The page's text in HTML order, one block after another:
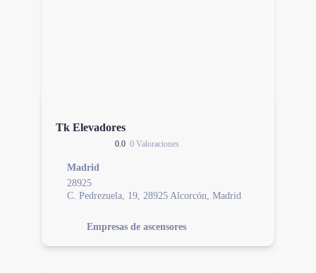
Tk Elevadores
0.0 0 Valoraciones
Madrid
28925
C. Pedrezuela, 19, 28925 Alcorcón, Madrid
Empresas de ascensores